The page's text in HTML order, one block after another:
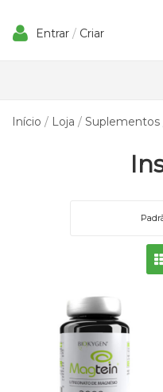
Entrar / Criar
Início / Loja / Suplementos